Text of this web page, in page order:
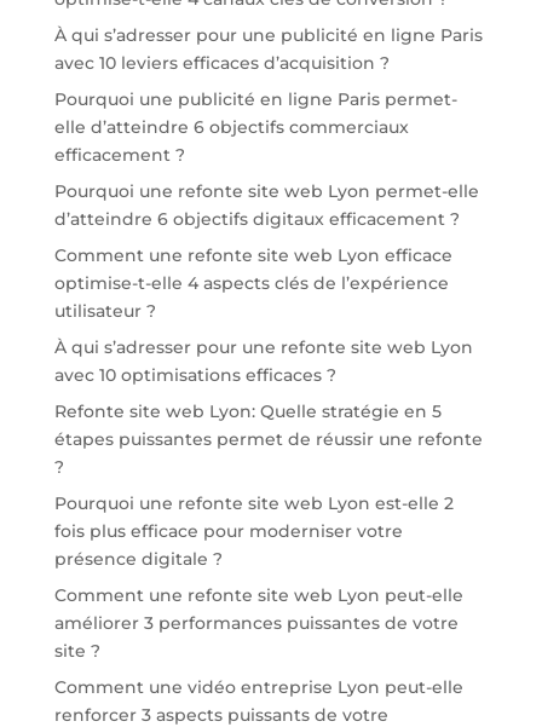
À qui s’adresser pour une publicité en ligne Paris
avec 10 leviers efficaces d’acquisition ?
Pourquoi une publicité en ligne Paris permet-
elle d’atteindre 6 objectifs commerciaux
efficacement ?
Pourquoi une refonte site web Lyon permet-elle
d’atteindre 6 objectifs digitaux efficacement ?
Comment une refonte site web Lyon efficace
optimise-t-elle 4 aspects clés de l’expérience
utilisateur ?
À qui s’adresser pour une refonte site web Lyon
avec 10 optimisations efficaces ?
Refonte site web Lyon: Quelle stratégie en 5
étapes puissantes permet de réussir une refonte
?
Pourquoi une refonte site web Lyon est-elle 2
fois plus efficace pour moderniser votre
présence digitale ?
Comment une refonte site web Lyon peut-elle
améliorer 3 performances puissantes de votre
site ?
Comment une vidéo entreprise Lyon peut-elle
renforcer 3 aspects puissants de votre